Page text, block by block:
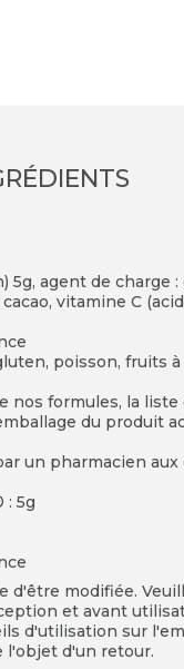
agent de charge
vitamine C
poisson, fruits
nos formules, la
du produit
un pharmacien
: 5g
modifiée.
et avant
d'utilisation sur
l'objet d'un retour.